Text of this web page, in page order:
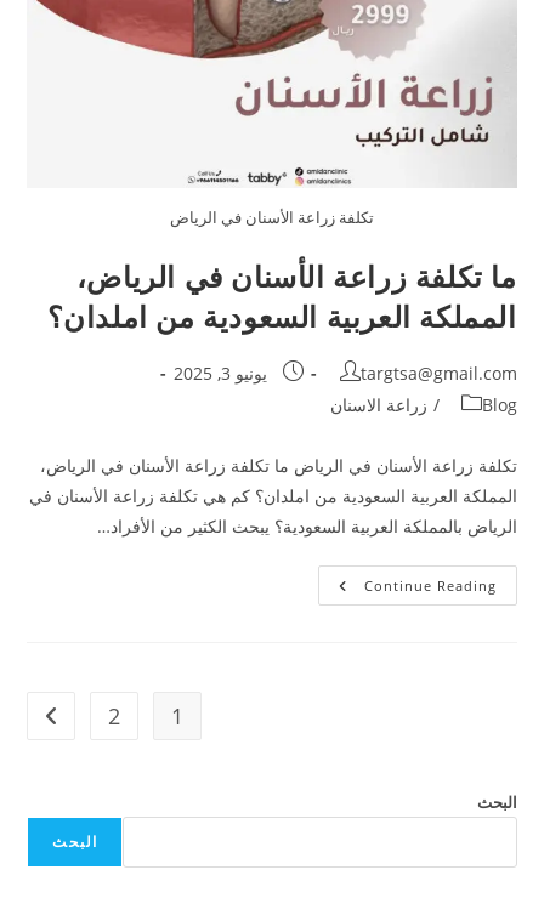
تكلفة زراعة الأسنان في الرياض
ما تكلفة زراعة الأسنان في الرياض،
المملكة العربية السعودية من املدان؟
targtsa@gmail.com
يونيو 3, 2025
Blog
/ زراعة الاسنان
تكلفة زراعة الأسنان في الرياض ما تكلفة زراعة الأسنان في الرياض،
المملكة العربية السعودية من املدان؟ كم هي تكلفة زراعة الأسنان في
الرياض بالمملكة العربية السعودية؟ يبحث الكثير من الأفراد…
Continue Reading
1
2
البحث
البحث